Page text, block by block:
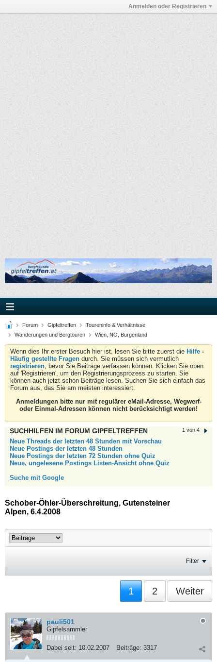
Anmelden oder Registrieren
Forum Gipfeltreffen
Toureninfo & Verhältnisse
Wanderungen und Bergtouren
Wien, NÖ, Burgenland
Wenn dies Ihr erster Besuch hier ist, lesen Sie bitte zuerst die Hilfe -
Häufig gestellte Fragen durch. Sie müssen sich vermutlich
registrieren, bevor Sie Beiträge verfassen können. Klicken Sie oben
auf 'Registrieren', um den Registrierungsprozess zu starten. Sie
können auch jetzt schon Beiträge lesen. Suchen Sie sich einfach das
Forum aus, das Sie am meisten interessiert.
Anmeldungen bitte nur mit regulärer eMail-Adresse, Wegwerf-
oder Einmal-Adressen können nicht berücksichtigt werden!
1 von 4
SUCHHILFEN IM FORUM GIPFELTREFFEN
Neue Threads der letzten 48 Stunden mit Vorschau
Neue Postings der letzten 48 Stunden
Neue Postings der letzten 72 Stunden ohne Quiz
Neue, ungelesene Postings Listen-Ansicht ohne Quiz
Suche mit Google
Schober-Öhler-Überschreitung, Gutensteiner
Alpen, 6.4.2008
Filter
1 2 Weiter
pauli501
Gipfelsammler
Dabei seit: 10.02.2007 Beiträge: 3317